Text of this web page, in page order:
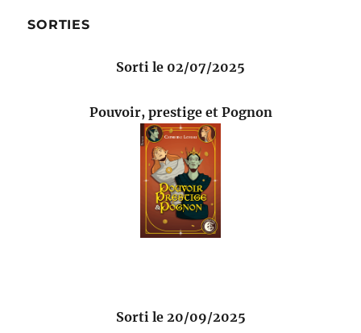
SORTIES
Sorti le 02/07/2025
Pouvoir, prestige et Pognon
Sorti le 20/09/2025